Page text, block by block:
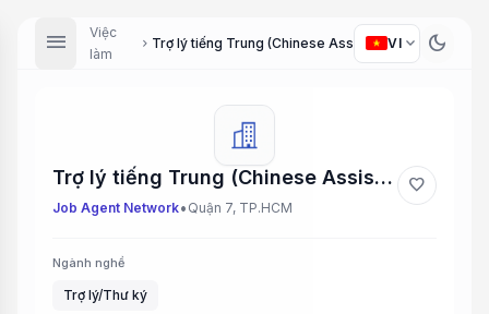
menu
Việc
làm
chevron_right Trợ lý tiếng Trung (Chinese Assistant) VIexpand_more dark_mode
Trợ lý tiếng Trung (Chinese Assistant)
Job Agent Network• Quận 7, TP.HCM
favorite
Ngành nghề
Trợ lý/Thư ký